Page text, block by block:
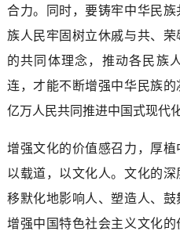
合力。同时，要铸牢中华民
族人民牢固树立休戚与共、
的共同体理念，推动各民族
连，才能不断增强中华民族
亿万人民共同推进中国式现代
增强文化的价值感召力，厚
以载道，以文化人。文化的
移默化地影响人、塑造人、鼓
增强中国特色社会主义文化